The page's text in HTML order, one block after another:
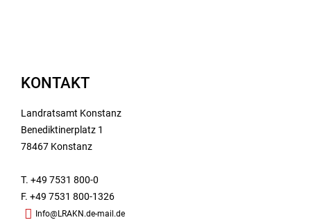
KONTAKT
Landratsamt Konstanz
Benediktinerplatz 1
78467 Konstanz
T. +49 7531 800-0
F. +49 7531 800-1326
Info@LRAKN.de-mail.de